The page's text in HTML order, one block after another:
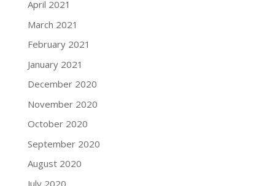
April 2021
March 2021
February 2021
January 2021
December 2020
November 2020
October 2020
September 2020
August 2020
July 2020